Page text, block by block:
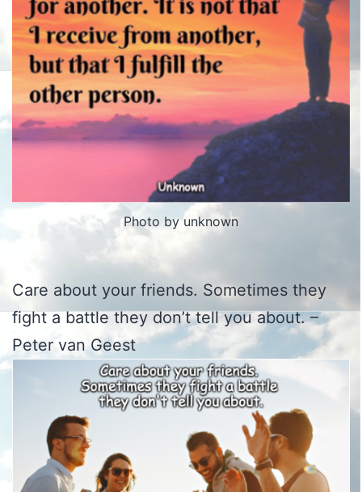
Photo by unknown
Care about your friends. Sometimes they
fight a battle they don’t tell you about. –
Peter van Geest